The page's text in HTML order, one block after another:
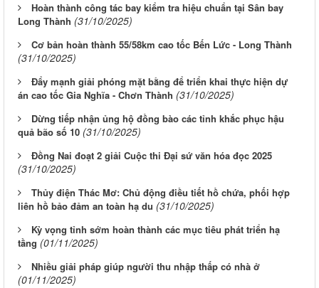
Hoàn thành công tác bay kiểm tra hiệu chuẩn tại Sân bay
Long Thành (31/10/2025)
Cơ bản hoàn thành 55/58km cao tốc Bến Lức - Long Thành
(31/10/2025)
Đẩy mạnh giải phóng mặt bằng để triển khai thực hiện dự
án cao tốc Gia Nghĩa - Chơn Thành (31/10/2025)
Dừng tiếp nhận ủng hộ đồng bào các tỉnh khắc phục hậu
quả bão số 10 (31/10/2025)
Đồng Nai đoạt 2 giải Cuộc thi Đại sứ văn hóa đọc 2025
(31/10/2025)
Thủy điện Thác Mơ: Chủ động điều tiết hồ chứa, phối hợp
liên hồ bảo đảm an toàn hạ du (31/10/2025)
Kỳ vọng tỉnh sớm hoàn thành các mục tiêu phát triển hạ
tầng (01/11/2025)
Nhiều giải pháp giúp người thu nhập thấp có nhà ở
(01/11/2025)